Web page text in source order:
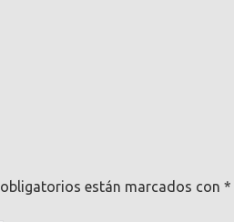
están marcados con *